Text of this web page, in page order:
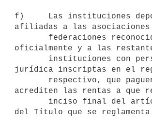
f)     Las instituciones
afiliadas a las
oficialmente y a las
jurídica inscriptas en el
acrediten las rentas a que
del Título que se